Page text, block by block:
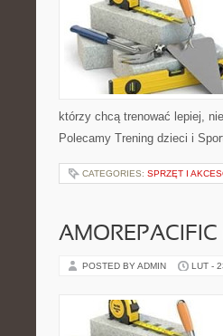
którzy chcą trenować lepiej,
Polecamy Trening dzieci i
CATEGORIES: SPRZĘT I
POSTED BY ADMIN LUT -